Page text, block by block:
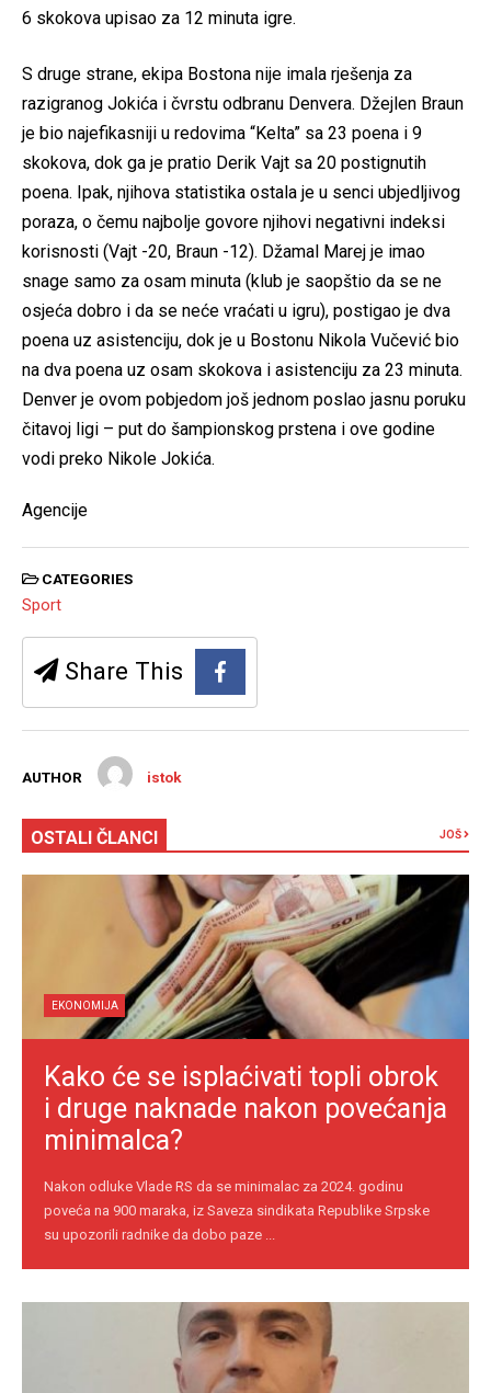
6 skokova upisao za 12 minuta igre.
S druge strane, ekipa Bostona nije imala rješenja za
razigranog Jokića i čvrstu odbranu Denvera. Džejlen Braun
je bio najefikasniji u redovima “Kelta” sa 23 poena i 9
skokova, dok ga je pratio Derik Vajt sa 20 postignutih
poena. Ipak, njihova statistika ostala je u senci ubjedljivog
poraza, o čemu najbolje govore njihovi negativni indeksi
korisnosti (Vajt -20, Braun -12). Džamal Marej je imao
snage samo za osam minuta (klub je saopštio da se ne
osjeća dobro i da se neće vraćati u igru), postigao je dva
poena uz asistenciju, dok je u Bostonu Nikola Vučević bio
na dva poena uz osam skokova i asistenciju za 23 minuta.
Denver je ovom pobjedom još jednom poslao jasnu poruku
čitavoj ligi – put do šampionskog prstena i ove godine
vodi preko Nikole Jokića.
Agencije
CATEGORIES
Sport
Share This
AUTHOR istok
OSTALI ČLANCI JOŠ
EKONOMIJA
Kako će se isplaćivati topli obrok
i druge naknade nakon povećanja
minimalca?
Nakon odluke Vlade RS da se minimalac za 2024. godinu
poveća na 900 maraka, iz Saveza sindikata Republike Srpske
su upozorili radnike da dobo paze ...